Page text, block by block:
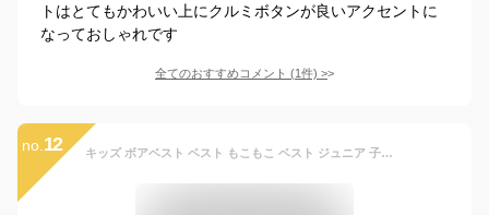
トはとてもかわいい上にクルミボタンが良いアクセントに
なっておしゃれです
全てのおすすめコメント (1件) >
no. 12 キッズ ボアベスト ベスト もこもこ ベスト ジュニア 子供用 女の子 男の子 トップス ノースリーブ 袖なし 裏起毛 フリース 無地 厚手 ベスト あったか カジュアル かわいい 軽量 あたっか 部屋着 通園 通学 春秋冬 保温 前開き 春 秋 冬 パープル/ピンク